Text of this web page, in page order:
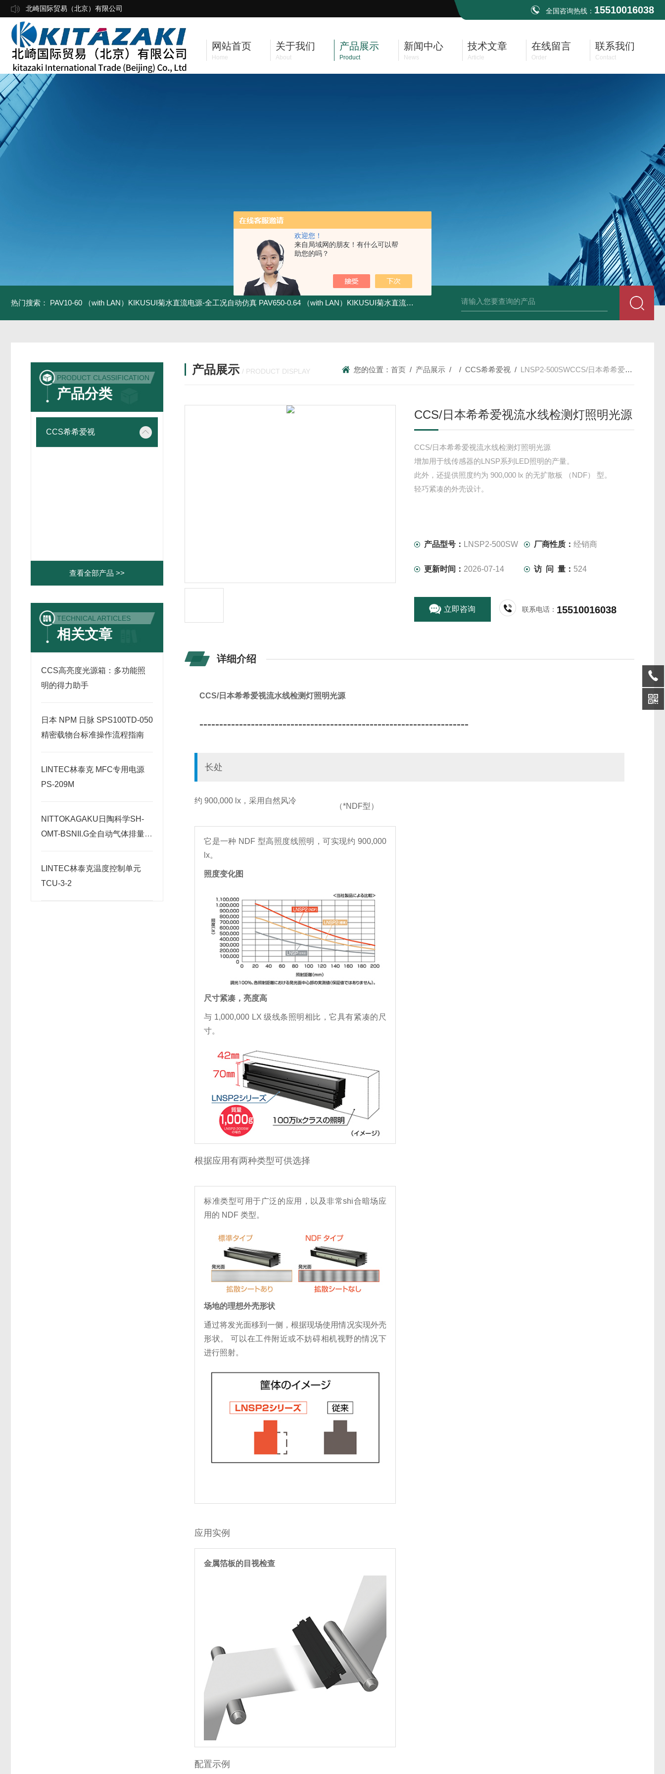
欢迎您！
来自局域网的朋友！有什么可以帮
助您的吗？
北崎国际贸易（北京）有限公司 全国咨询热线： 15510016038
网站首页
Home
关于我们
About
产品展示
Product
新闻中心
News
技术文章
Article
在线留言
Order
联系我们
Contact
热门搜索： PAV10-60 （with LAN）KIKUSUI菊水直流电源-全工况自动仿真 PAV650-0.64 （with LAN）KIKUSUI菊水直流电源-四象限节能测试 PAV320-1.3 （with LAN）KIKUSUI菊水直流电源-故障快
PRODUCT CLASSIFICATION
产品分类
CCS希希爱视
查看全部产品 >>
TECHNICAL ARTICLES
相关文章
CCS高亮度光源箱：多功能照
明的得力助手
日本 NPM 日脉 SPS100TD-050
精密载物台标准操作流程指南
LINTEC林泰克 MFC专用电源
PS-209M
NITTOKAGAKU日陶科学SH-
OMT-BSNII.G全自动气体排量型
LINTEC林泰克温度控制单元
TCU-3-2
产品展示 / PRODUCT DISPLAY 您的位置：首页 / 产品展示 / /CCS希希爱视 / LNSP2-500SWCCS/日本希希爱视流水线检测灯照明光源
CCS/日本希希爱视流水线检测灯照明光源
CCS/日本希希爱视流水线检测灯照明光源
增加用于线传感器的LNSP系列LED照明的产量。
此外，还提供照度约为 900,000 lx 的无扩散板 （NDF） 型。
轻巧紧凑的外壳设计。
产品型号： LNSP2-500SW 厂商性质：经销商
更新时间： 2026-07-14 访 问 量： 524
立即咨询 联系电话： 15510016038
详细介绍
CCS/日本希希爱视流水线检测灯照明光源
--------------------------------------------------------------------
长处
约 900,000 lx，采用自然风冷
（*NDF型）
它是一种 NDF 型高照度线照明，可实现约 900,000
lx。
照度变化图
尺寸紧凑，亮度高
与 1,000,000 LX 级线条照明相比，它具有紧凑的尺
寸。
根据应用有两种类型可供选择
标准类型可用于广泛的应用，以及非常shi合暗场应
用的 NDF 类型。
场地的理想外壳形状
通过将发光面移到一侧，根据现场使用情况实现外壳
形状。 可以在工件附近或不妨碍相机视野的情况下
进行照射。
应用实例
金属箔板的目视检查
配置示例